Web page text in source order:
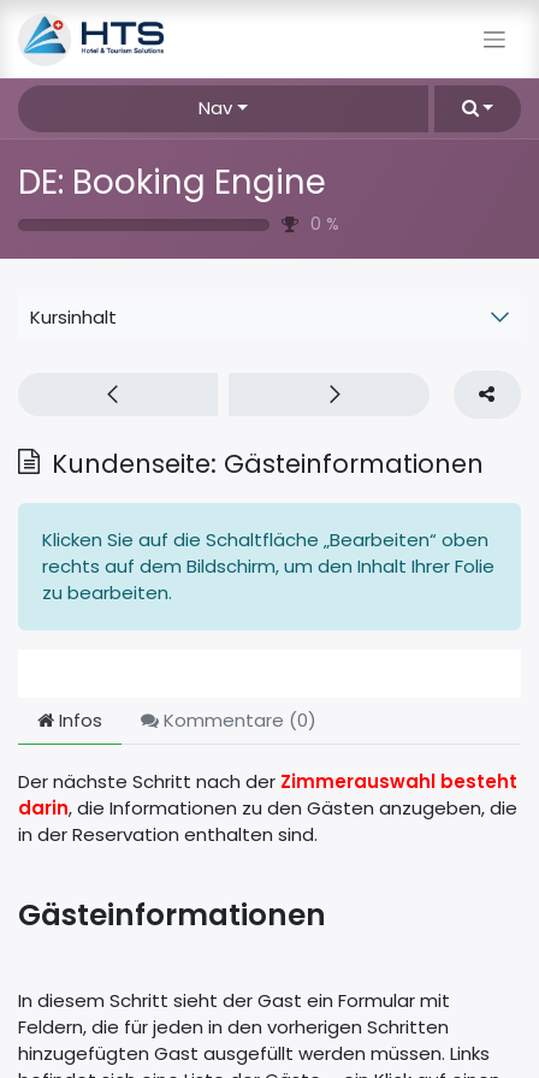
Nav
DE: Booking Engine
0 %
Kursinhalt
Kundenseite: Gästeinformationen
Klicken Sie auf die Schaltfläche „Bearbeiten“ oben
rechts auf dem Bildschirm, um den Inhalt Ihrer Folie
zu bearbeiten.
Infos Kommentare (0)
Der nächste Schritt nach der Zimmerauswahl besteht
darin, die Informationen zu den Gästen anzugeben, die
in der Reservation enthalten sind.
Gästeinformationen
In diesem Schritt sieht der Gast ein Formular mit
Feldern, die für jeden in den vorherigen Schritten
hinzugefügten Gast ausgefüllt werden müssen. Links